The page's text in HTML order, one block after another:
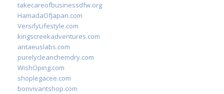
takecareofbusinessdfw.org
HamadaOfJapan.com
VersifyLifestyle.com
kingscreekadventures.com
antaeuslabs.com
purelycleanchemdry.com
WishOping.com
shoplegacee.com
bonvivantshop.com